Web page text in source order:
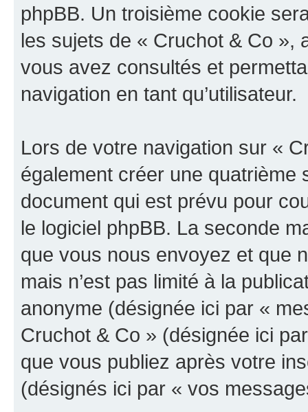
phpBB. Un troisième cookie
les sujets de « Cruchot & Co »,
vous avez consultés et
navigation en tant qu’utilisateur.
Lors de votre navigation sur «
également créer une
document qui est prévu pour
le logiciel phpBB. La seconde
que vous nous envoyez et que
mais n’est pas limité à la
anonyme (désignée ici par «
Cruchot & Co » (désignée ici
que vous publiez après votre
(désignés ici par « vos